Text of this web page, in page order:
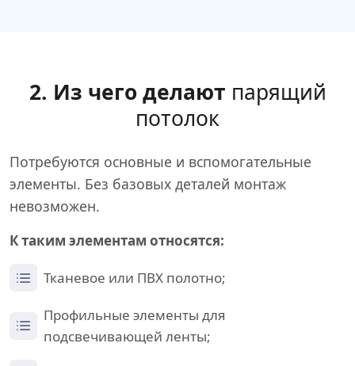
2. Из чего делают парящий
потолок
Потребуются основные и вспомогательные
элементы. Без базовых деталей монтаж
невозможен.
К таким элементам относятся:
Тканевое или ПВХ полотно;
Профильные элементы для
подсвечивающей ленты;